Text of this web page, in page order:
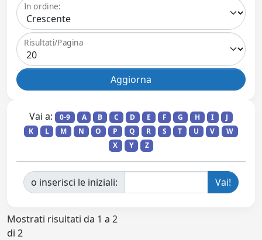
In ordine:
Risultati/Pagina
Vai a: 0-9 A B C D E F G H I
J
K
L M N O P Q R S T U V
W
X
Y Z
o inserisci le iniziali:
Mostrati risultati da 1 a 2
di 2